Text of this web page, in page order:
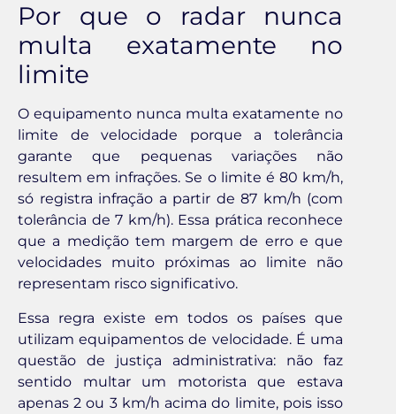
Por que o radar nunca
multa exatamente no
limite
O equipamento nunca multa exatamente no
limite de velocidade porque a tolerância
garante que pequenas variações não
resultem em infrações. Se o limite é 80 km/h,
só registra infração a partir de 87 km/h (com
tolerância de 7 km/h). Essa prática reconhece
que a medição tem margem de erro e que
velocidades muito próximas ao limite não
representam risco significativo.
Essa regra existe em todos os países que
utilizam equipamentos de velocidade. É uma
questão de justiça administrativa: não faz
sentido multar um motorista que estava
apenas 2 ou 3 km/h acima do limite, pois isso